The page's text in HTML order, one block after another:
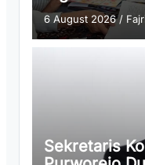
6 August 2026/
Sekretaris